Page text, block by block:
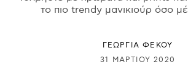
το πιο trendy μανικιούρ όσο
ΓΕΩΡΓΙΑ ΦΕΚΟΥ
31 ΜΑΡΤΊΟΥ 2020